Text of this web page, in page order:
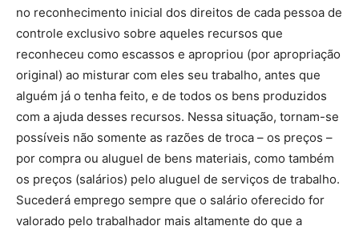
no reconhecimento inicial dos direitos de cada pessoa de
controle exclusivo sobre aqueles recursos que
reconheceu como escassos e apropriou (por apropriação
original) ao misturar com eles seu trabalho, antes que
alguém já o tenha feito, e de todos os bens produzidos
com a ajuda desses recursos. Nessa situação, tornam-se
possíveis não somente as razões de troca – os preços –
por compra ou aluguel de bens materiais, como também
os preços (salários) pelo aluguel de serviços de trabalho.
Sucederá emprego sempre que o salário oferecido for
valorado pelo trabalhador mais altamente do que a